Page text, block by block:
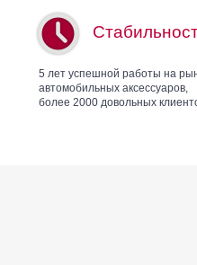
5 лет успешной работы на
автомобильных аксессуаров,
более 2000 довольных